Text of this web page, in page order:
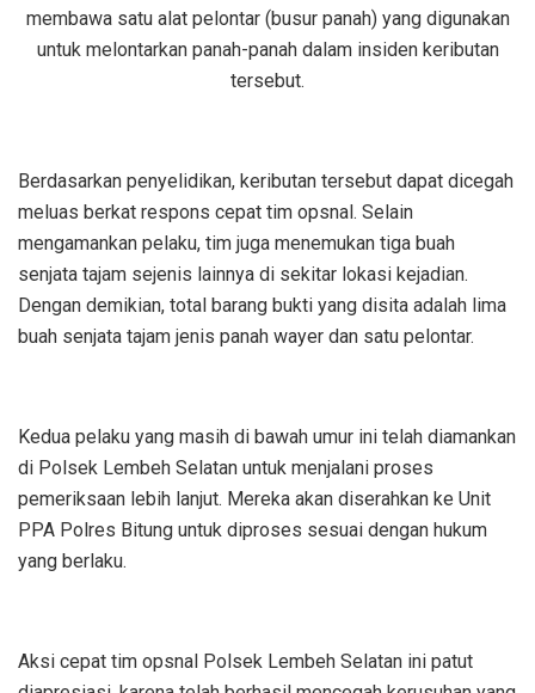
membawa satu alat pelontar (busur panah) yang digunakan
untuk melontarkan panah-panah dalam insiden keributan
tersebut.
Berdasarkan penyelidikan, keributan tersebut dapat dicegah
meluas berkat respons cepat tim opsnal. Selain
mengamankan pelaku, tim juga menemukan tiga buah
senjata tajam sejenis lainnya di sekitar lokasi kejadian.
Dengan demikian, total barang bukti yang disita adalah lima
buah senjata tajam jenis panah wayer dan satu pelontar.
Kedua pelaku yang masih di bawah umur ini telah diamankan
di Polsek Lembeh Selatan untuk menjalani proses
pemeriksaan lebih lanjut. Mereka akan diserahkan ke Unit
PPA Polres Bitung untuk diproses sesuai dengan hukum
yang berlaku.
Aksi cepat tim opsnal Polsek Lembeh Selatan ini patut